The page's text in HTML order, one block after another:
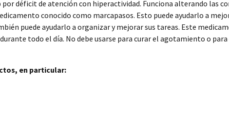
déficit de atención con hiperactividad. Funciona alterando las
conocido como marcapasos. Esto puede ayudarlo a
puede ayudarlo a organizar y mejorar sus tareas. Este
todo el día. No debe usarse para curar el agotamiento o para
en particular: